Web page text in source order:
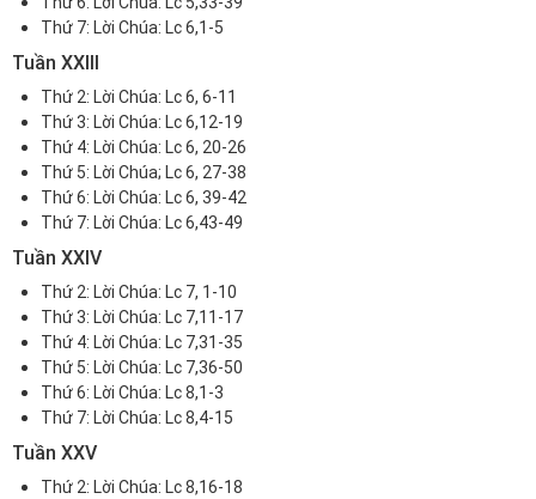
Thứ 7: Lời Chúa: Lc 6,1-5
Tuần XXIII
Thứ 2: Lời Chúa: Lc 6, 6-11
Thứ 3: Lời Chúa: Lc 6,12-19
Thứ 4: Lời Chúa: Lc 6, 20-26
Thứ 5: Lời Chúa; Lc 6, 27-38
Thứ 6: Lời Chúa: Lc 6, 39-42
Thứ 7: Lời Chúa: Lc 6,43-49
Tuần XXIV
Thứ 2: Lời Chúa: Lc 7, 1-10
Thứ 3: Lời Chúa: Lc 7,11-17
Thứ 4: Lời Chúa: Lc 7,31-35
Thứ 5: Lời Chúa: Lc 7,36-50
Thứ 6: Lời Chúa: Lc 8,1-3
Thứ 7: Lời Chúa: Lc 8,4-15
Tuần XXV
Thứ 2: Lời Chúa: Lc 8,16-18